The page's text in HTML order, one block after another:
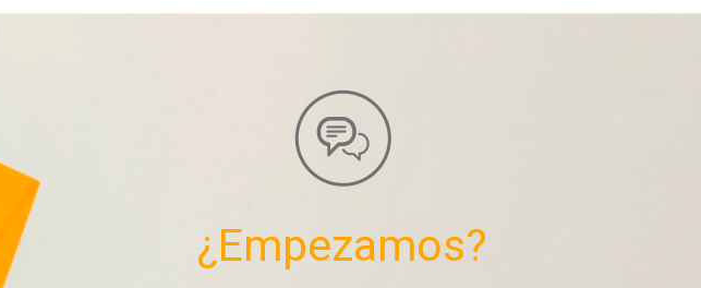
¿Empezamos?